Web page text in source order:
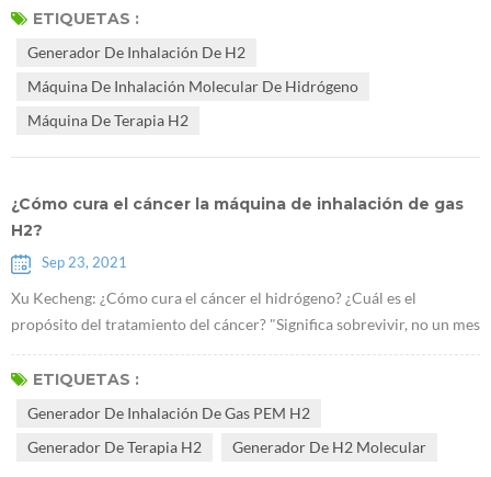
Kominas en la República Checa en 2018. Resumen: Se reconoce que
capacidad antioxi...
ETIQUETAS :
Generador De Inhalación De H2
Máquina De Inhalación Molecular De Hidrógeno
Máquina De Terapia H2
¿Cómo cura el cáncer la máquina de inhalación de gas
H2?
Sep 23, 2021
Xu Kecheng: ¿Cómo cura el cáncer el hidrógeno? ¿Cuál es el
propósito del tratamiento del cáncer? "Significa sobrevivir, no un mes
extra o algunos meses, sino un año, algunos años y más años.
¡Significa vivir bien, vivir feliz, feliz y con calidad!" Xu Kecheng, un
incluida l...
ETIQUETAS :
Generador De Inhalación De Gas PEM H2
Generador De Terapia H2
Generador De H2 Molecular